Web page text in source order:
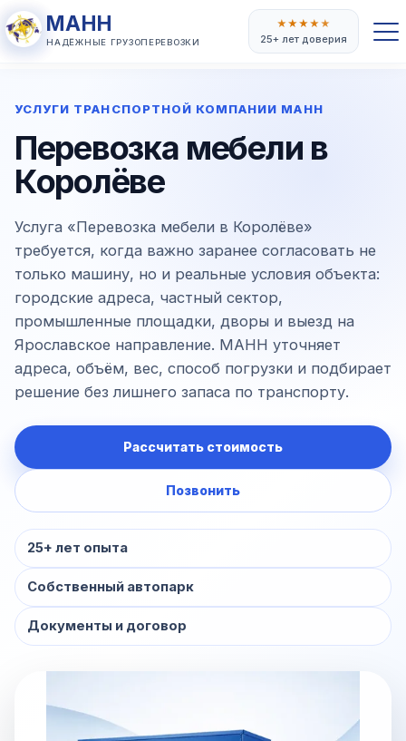
МАНН
НАДЁЖНЫЕ ГРУЗОПЕРЕВОЗКИ
★★★★★
25+ лет доверия
УСЛУГИ ТРАНСПОРТНОЙ КОМПАНИИ МАНН
Перевозка мебели в
Королёве
Услуга «Перевозка мебели в Королёве»
требуется, когда важно заранее согласовать не
только машину, но и реальные условия объекта:
городские адреса, частный сектор,
промышленные площадки, дворы и выезд на
Ярославское направление. МАНН уточняет
адреса, объём, вес, способ погрузки и подбирает
решение без лишнего запаса по транспорту.
Рассчитать стоимость
Позвонить
25+ лет опыта
Собственный автопарк
Документы и договор